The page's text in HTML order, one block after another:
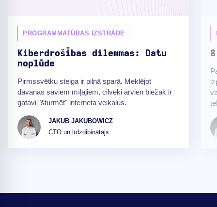
PROGRAMMATŪRAS IZSTRĀDE
Kiberdrošības dilemmas: Datu
noplūde
Pirmssvētku steiga ir pilnā sparā. Meklējot
dāvanas saviem mīļajiem, cilvēki arvien biežāk ir
gatavi "šturmēt" interneta veikalus.
JAKUB JAKUBOWICZ
CTO un līdzdibinātājs